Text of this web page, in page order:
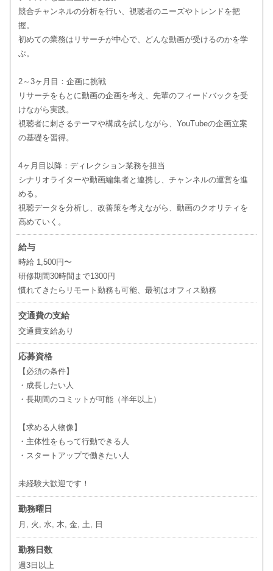
競合チャンネルの分析を行い、視聴者のニーズやトレンドを把
握。
初めての業務はリサーチが中心で、どんな動画が受けるのかを学
ぶ。
2～3ヶ月目：企画に挑戦
リサーチをもとに動画の企画を考え、先輩のフィードバックを受
けながら実践。
視聴者に刺さるテーマや構成を試しながら、YouTubeの企画立案
の基礎を習得。
4ヶ月目以降：ディレクション業務を担当
シナリオライターや動画編集者と連携し、チャンネルの運営を進
める。
視聴データを分析し、改善策を考えながら、動画のクオリティを
高めていく。
給与
時給 1,500円〜
研修期間30時間まで1300円
慣れてきたらリモート勤務も可能、最初はオフィス勤務
交通費の支給
交通費支給あり
応募資格
【必須の条件】
・成長したい人
・長期間のコミットが可能（半年以上）
【求める人物像】
・主体性をもって行動できる人
・スタートアップで働きたい人
未経験大歓迎です！
勤務曜日
月, 火, 水, 木, 金, 土, 日
勤務日数
週3日以上